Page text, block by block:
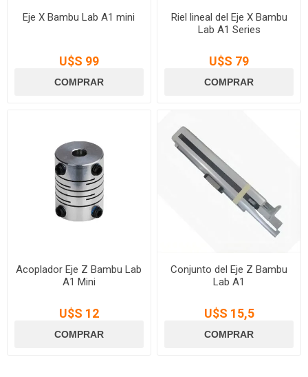
Eje X Bambu Lab A1 mini
U$S 99
Riel lineal del Eje X Bambu
Lab A1 Series
U$S 79
Acoplador Eje Z Bambu Lab
A1 Mini
U$S 12
Conjunto del Eje Z Bambu
Lab A1
U$S 15,5